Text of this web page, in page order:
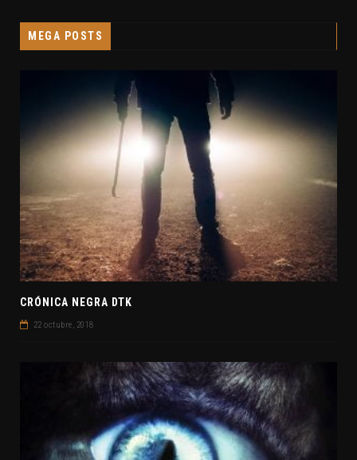
MEGA POSTS
CRÓNICA NEGRA DTK
22 octubre, 2018